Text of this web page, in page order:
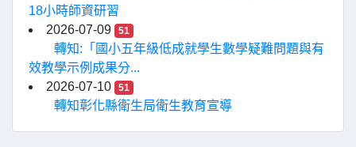
18小時師資研習
2026-07-09
51
轉知:「國小五年級低成就學生數學疑難問題與有
效教學示例成果分...
2026-07-10
51
轉知彰化縣衛生局衛生教育宣導